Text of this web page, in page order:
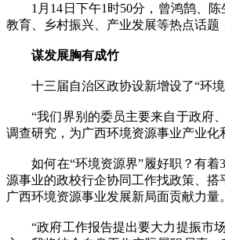
1月14日下午1时50分，曾鸿鹄、陈
教育、乡村振兴、产业发展等热点话题
谋发展胸有成竹
十三届自治区政协设新增设了“环境
“我们界别的委员主要来自于政府、
调查研究，为广西环境资源事业产业化
如何在“环境资源界”履好职？有着
源事业的政校行企协同工作找政策、
广西环境资源事业发展新局面贡献力量
“政府工作报告提出要大力提振市场